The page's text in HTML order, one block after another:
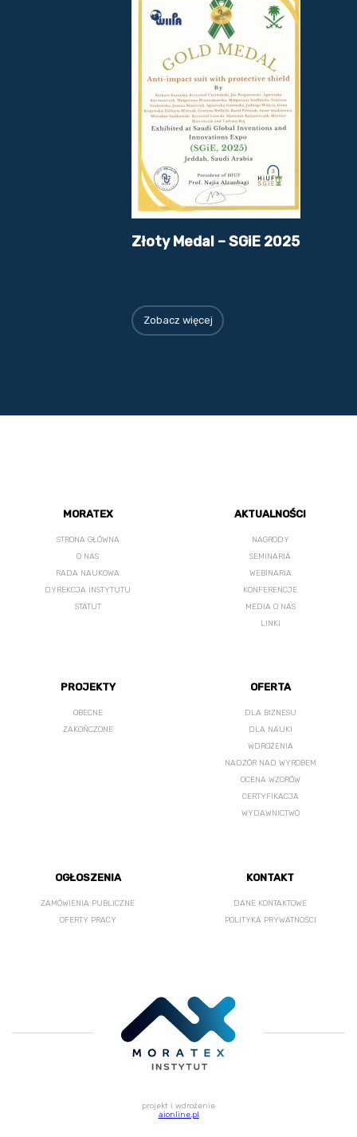
Złoty Medal – SGiE 2025
Zobacz więcej
MORATEX
STRONA GŁÓWNA
O NAS
RADA NAUKOWA
DYREKCJA INSTYTUTU
STATUT
AKTUALNOŚCI
NAGRODY
SEMINARIA
WEBINARIA
KONFERENCJE
MEDIA O NAS
LINKI
PROJEKTY
OBECNE
ZAKOŃCZONE
OFERTA
DLA BIZNESU
DLA NAUKI
WDROŻENIA
NADZÓR NAD WYROBEM
OCENA WZORÓW
CERTYFIKACJA
WYDAWNICTWO
OGŁOSZENIA
ZAMÓWIENIA PUBLICZNE
OFERTY PRACY
KONTAKT
DANE KONTAKTOWE
POLITYKA PRYWATNOŚCI
projekt i wdrożenie
aionline.pl